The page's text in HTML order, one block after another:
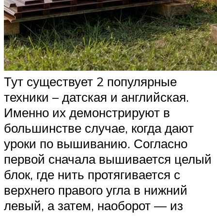
Тут существует 2 популярные
техники – датская и английская.
Именно их демонстрируют в
большинстве случае, когда дают
уроки по вышиванию. Согласно
первой сначала вышивается целый
блок, где нить протягивается с
верхнего правого угла в нижний
левый, а затем, наоборот — из